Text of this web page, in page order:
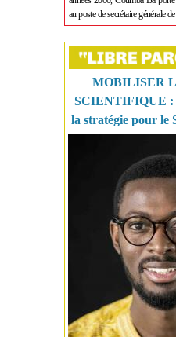
au poste de secrétaire générale
MOBILISER
SCIENTIFIQUE :
la stratégie pour le